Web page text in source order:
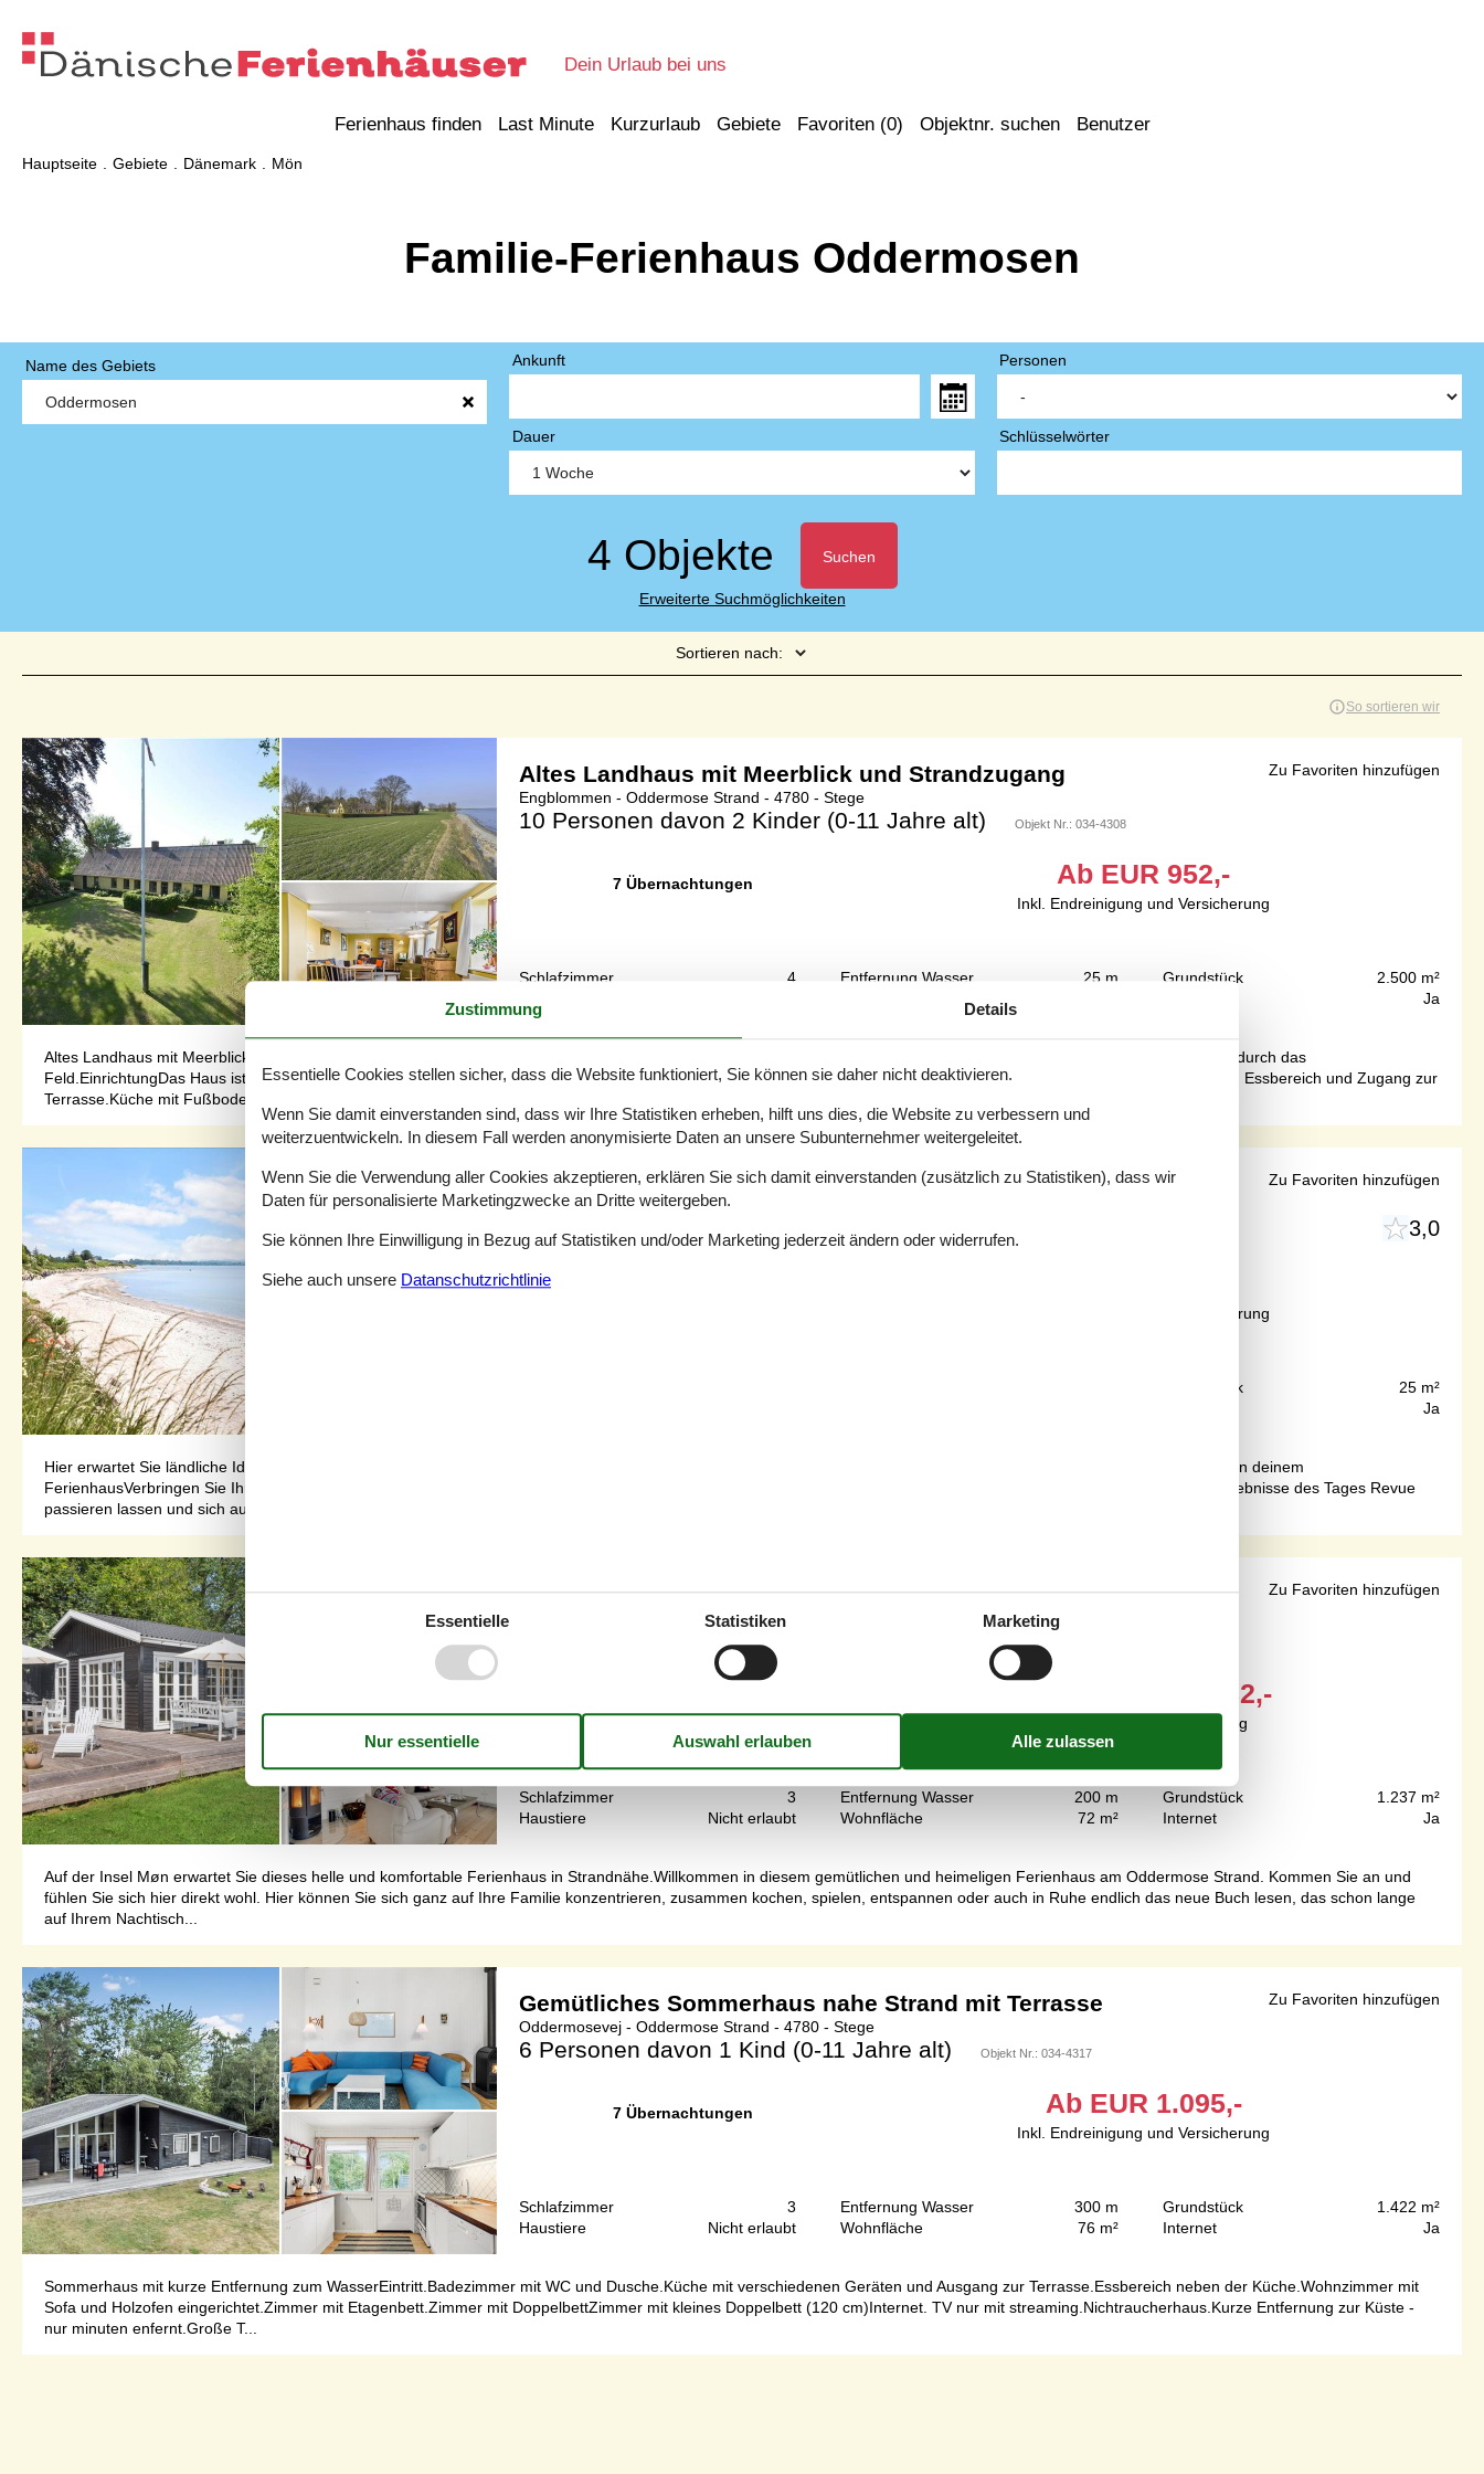
Dein Urlaub bei uns
Ferienhaus finden Last Minute Kurzurlaub Gebiete Favoriten (0) Objektnr. suchen Benutzer
Hauptseite Gebiete Dänemark Mön
Familie-Ferienhaus Oddermosen
Name des Gebiets Ankunft
Dauer
Personen
Schlüsselwörter
4 Objekte Suchen
Erweiterte Suchmöglichkeiten
Sortieren nach:
So sortieren wir
Altes Landhaus mit Meerblick und Strandzugang
Engblommen - Oddermose Strand - 4780 - Stege
10 Personen davon 2 Kinder (0-11 Jahre alt) Objekt Nr.: 034-4308
7 Übernachtungen Ab EUR 952,-
Inkl. Endreinigung und Versicherung
Schlafzimmer
4
Entfernung Wasser
25 m
Grundstück
2.500 m²
Ja
Altes Landhaus mit Meerblick bei Oddermose StrandDas Ferienhaus besteht aus einem Wohnhaus in einem ehemaligen Vier-Seiten-Bauernhof. Privater Pfad zum Strand durch das
Feld.EinrichtungDas Haus ist kinderfreundlich eingerichtet.Wohnzimmer mit SAT-TV, Radio, Kaminofen und doppelter Schlafcouch (1 Doppelbett).Esszimmer mit Meerblick, Essbereich und Zugang zur
Terrasse.Küche mit Fußbodenheizung...
Zu Favoriten hinzufügen
Gemütliches Ferienhaus nahe Oddermose Strand
Oddermose Strandvej 5 B - Oddermose Strand - 4780 - Stege
5 Personen davon 1 Kind (0-11 Jahre alt) Objekt Nr.: 3,0
Inkl. Endreinigung und Versicherung
Grundstück
25 m²
Ja
Hier erwartet Sie ländliche Idylle in Strandnähe von Oddermose. Hier können Sie angeln, schwimmen und traumhafte Sonnenauf- und -untergänge genießen.Willkommen in deinem
FerienhausVerbringen Sie Ihren Urlaub und bringen Sie Ihren Hund mit. Die gemütliche Küche mit Essbereich lädt zum Verweilen ein. Hier können Sie beim Kochen die Erlebnisse des Tages Revue
passieren lassen und sich austausche...
Zu Favoriten hinzufügen
Gemütliches Ferienhaus nahe Oddermose Strand
Engkarsen - Oddermose Strand - 4780 - Stege
Objekt Nr.:130-K30006
582,-
Inkl. Endreinigung
Schlafzimmer
3
Haustiere
Nicht erlaubt
Entfernung Wasser
200 m
Wohnfläche
72 m²
Grundstück
1.237 m²
Internet
Ja
Auf der Insel Møn erwartet Sie dieses helle und komfortable Ferienhaus in Strandnähe.Willkommen in diesem gemütlichen und heimeligen Ferienhaus am Oddermose Strand. Kommen Sie an und
fühlen Sie sich hier direkt wohl. Hier können Sie sich ganz auf Ihre Familie konzentrieren, zusammen kochen, spielen, entspannen oder auch in Ruhe endlich das neue Buch lesen, das schon lange
auf Ihrem Nachtisch...
Zu Favoriten hinzufügen
Gemütliches Sommerhaus nahe Strand mit Terrasse
Oddermosevej - Oddermose Strand - 4780 - Stege
6 Personen davon 1 Kind (0-11 Jahre alt) Objekt Nr.: 034-4317
7 Übernachtungen Ab EUR 1.095,-
Inkl. Endreinigung und Versicherung
Schlafzimmer
3
Haustiere
Nicht erlaubt
Entfernung Wasser
300 m
Wohnfläche
76 m²
Grundstück
1.422 m²
Internet
Ja
Sommerhaus mit kurze Entfernung zum WasserEintritt.Badezimmer mit WC und Dusche.Küche mit verschiedenen Geräten und Ausgang zur Terrasse.Essbereich neben der Küche.Wohnzimmer mit
Sofa und Holzofen eingerichtet.Zimmer mit Etagenbett.Zimmer mit DoppelbettZimmer mit kleines Doppelbett (120 cm)Internet. TV nur mit streaming.Nichtraucherhaus.Kurze Entfernung zur Küste -
nur minuten enfernt.Große T...
Zu Favoriten hinzufügen
Zustimmung Details
Essentielle Cookies stellen sicher, dass die Website funktioniert, Sie können sie daher nicht deaktivieren.
Wenn Sie damit einverstanden sind, dass wir Ihre Statistiken erheben, hilft uns dies, die Website zu verbessern und
weiterzuentwickeln. In diesem Fall werden anonymisierte Daten an unsere Subunternehmer weitergeleitet.
Wenn Sie die Verwendung aller Cookies akzeptieren, erklären Sie sich damit einverstanden (zusätzlich zu Statistiken), dass wir
Daten für personalisierte Marketingzwecke an Dritte weitergeben.
Sie können Ihre Einwilligung in Bezug auf Statistiken und/oder Marketing jederzeit ändern oder widerrufen.
Siehe auch unsere Datanschutzrichtlinie
Essentielle Statistiken Marketing